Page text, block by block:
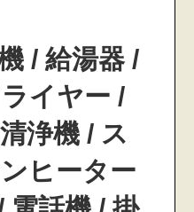
/ 給湯器 /
イヤー /
浄機 / ス
ヒーター